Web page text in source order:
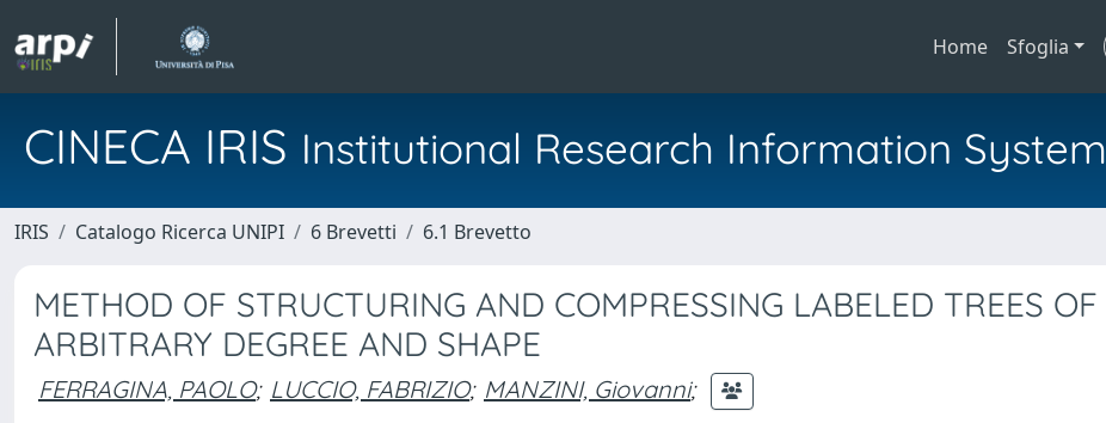
Home Sfoglia
CINECA IRIS Institutional Research Information System
IRIS Catalogo Ricerca UNIPI 6 Brevetti 6.1 Brevetto
METHOD OF STRUCTURING AND COMPRESSING LABELED TREES OF
ARBITRARY DEGREE AND SHAPE
FERRAGINA, PAOLO; LUCCIO, FABRIZIO; MANZINI, Giovanni;